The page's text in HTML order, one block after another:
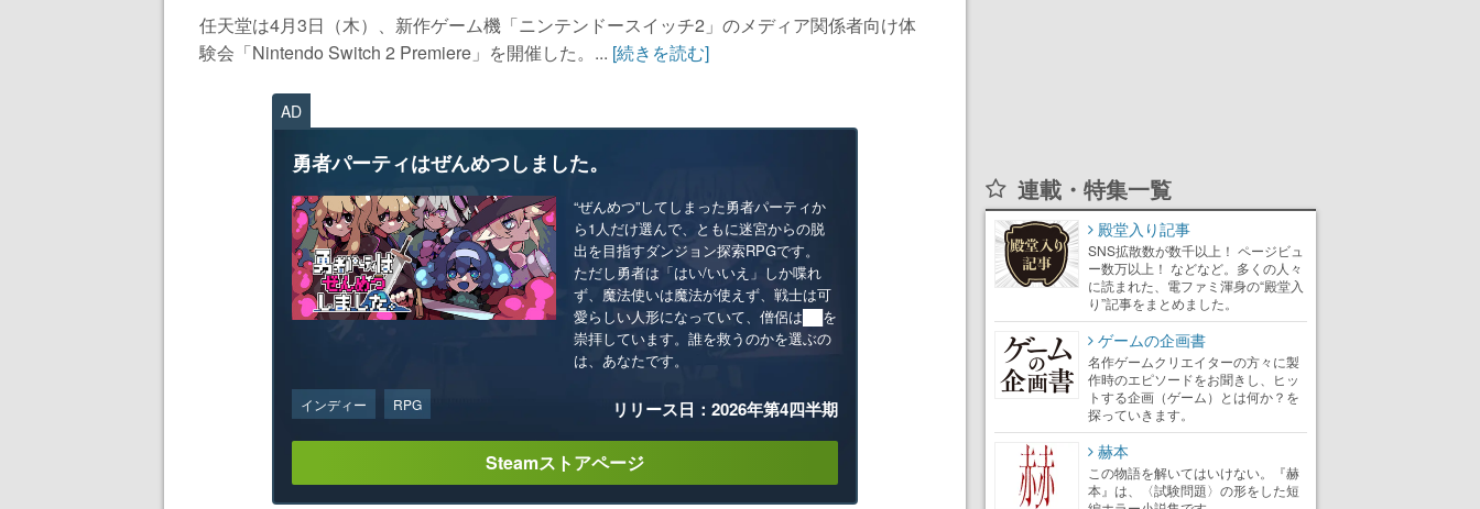
任天堂は4月3日（木）、新作ゲーム機「ニンテンドースイッチ2」のメディア関係者向け体
験会「Nintendo Switch 2 Premiere」を開催した。... [続きを読む]
AD
勇者パーティはぜんめつしました。
“ぜんめつ”してしまった勇者パーティか
ら1人だけ選んで、ともに迷宮からの脱
出を目指すダンジョン探索RPGです。
ただし勇者は「はい/いいえ」しか喋れ
ず、魔法使いは魔法が使えず、戦士は可
愛らしい人形になっていて、僧侶は██を
崇拝しています。誰を救うのかを選ぶの
は、あなたです。
インディー RPG リリース日：2026年第4四半期
Steamストアページ
連載・特集一覧
殿堂入り記事
SNS拡散数が数千以上！ ページビュ
ー数万以上！ などなど。多くの人々
に読まれた、電ファミ渾身の“殿堂入
り”記事をまとめました。
ゲームの企画書
名作ゲームクリエイターの方々に製
作時のエピソードをお聞きし、ヒッ
トする企画（ゲーム）とは何か？を
探っていきます。
赫本
この物語を解いてはいけない。『赫
本』は、〈試験問題〉の形をした短